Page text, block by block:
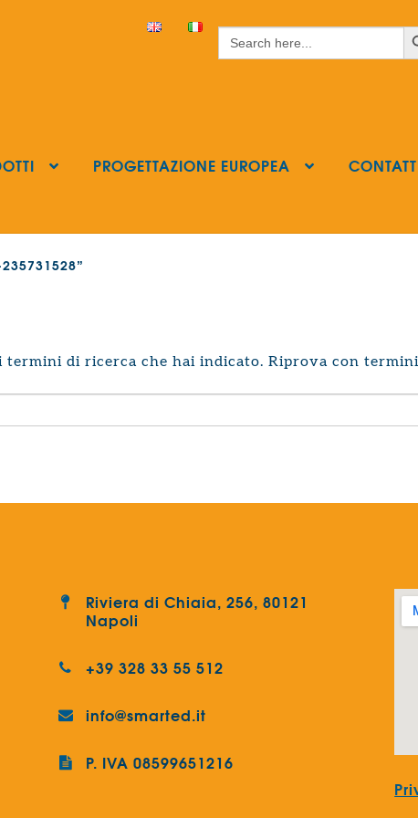
Search
for:
PROGETTAZIONE EUROPEA
termini di ricerca che hai indicato. Riprova con
Riviera di Chiaia, 256, 80121
Napoli
+39 328 33 55 512
info@smarted.it
P. IVA 08599651216